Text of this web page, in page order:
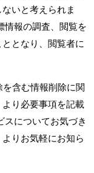
いと考えられま
情報の調査、閲覧を
となり、閲覧者に
含む情報削除に関
より必要事項を記載
スについてお気づき
よりお気軽にお知ら